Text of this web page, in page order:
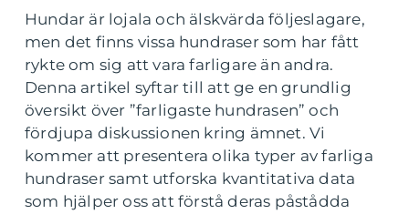
Hundar är lojala och älskvärda följeslagare,
men det finns vissa hundraser som har fått
rykte om sig att vara farligare än andra.
Denna artikel syftar till att ge en grundlig
översikt över ”farligaste hundrasen” och
fördjupa diskussionen kring ämnet. Vi
kommer att presentera olika typer av farliga
hundraser samt utforska kvantitativa data
som hjälper oss att förstå deras påstådda